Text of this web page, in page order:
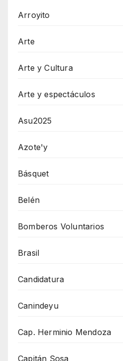
Arroyito
Arte
Arte y Cultura
Arte y espectáculos
Asu2025
Azote'y
Básquet
Belén
Bomberos Voluntarios
Brasil
Candidatura
Canindeyu
Cap. Herminio Mendoza
Capitán Sosa